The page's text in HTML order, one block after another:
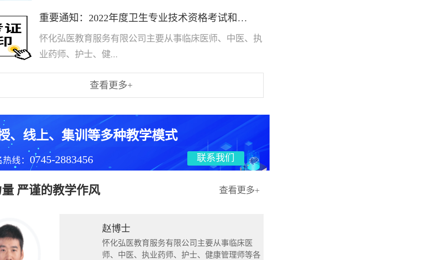
重要通知：2022年度卫生专业技术资格考试和护士执业资格考试准考证打印提醒
怀化弘医教育服务有限公司主要从事临床医师、中医、执
业药师、护士、健...
查看更多+
、线上、集训等多种教学模式
线： 0745-2883456 联系我们
严谨的教学作风 查看更多+
赵博士
怀化弘医教育服务有限公司主要从事临床医
师、中医、执业药师、护士、健康管理师等各